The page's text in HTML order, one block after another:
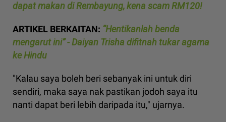
dapat makan di Rembayung, kena scam RM120!
ARTIKEL BERKAITAN: “Hentikanlah benda
mengarut ini” - Daiyan Trisha difitnah tukar agama
ke Hindu
"Kalau saya boleh beri sebanyak ini untuk diri
sendiri, maka saya nak pastikan jodoh saya itu
nanti dapat beri lebih daripada itu," ujarnya.